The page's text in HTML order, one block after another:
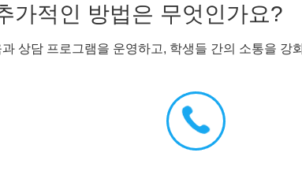
가적인 방법은 무엇인가요?
상담 프로그램을 운영하고, 학생들 간의 소통을 강